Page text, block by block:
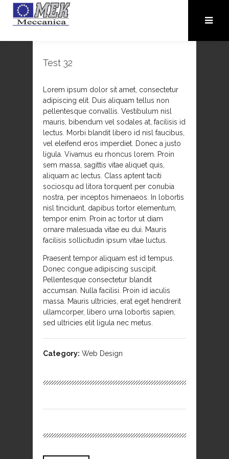
Test 32
Lorem ipsum dolor sit amet, consectetur
adipiscing elit. Duis aliquam tellus non
pellentesque convallis. Vestibulum nisl
mauris, bibendum vel sodales at, facilisis id
lectus. Morbi blandit libero id nisl faucibus,
vel eleifend eros imperdiet. Donec a justo
ligula. Vivamus eu rhoncus lorem. Proin
sem massa, sagittis vitae aliquet quis,
aliquam ac lectus. Class aptent taciti
sociosqu ad litora torquent per conubia
nostra, per inceptos himenaeos. In lobortis
nisl tincidunt, dapibus tortor elementum,
tempor enim. Proin ac tortor ut diam
ornare malesuada vitae eu dui. Mauris
facilisis sollicitudin ipsum vitae luctus.
Praesent tempor aliquam est id tempus.
Donec congue adipiscing suscipit.
Pellentesque consectetur blandit
accumsan. Nulla facilisi. Proin id iaculis
massa. Mauris ultricies, erat eget hendrerit
ullamcorper, libero urna lobortis sapien,
sed ultricies elit ligula nec metus.
Category: Web Design